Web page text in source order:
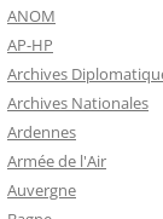
SUR-
1965)
SUR-
(1910-
ANOM
AP-HP
Archives
Archives Nationales
Ardennes
Armée de l'Air
Auvergne